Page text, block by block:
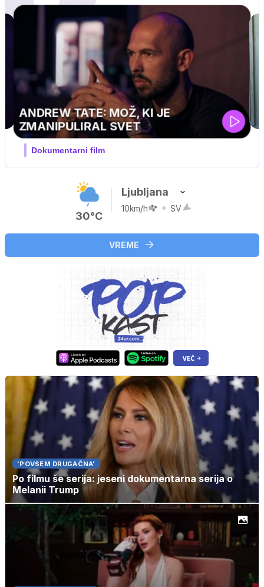
MOJ PRIJATELJ PINGVIN
Film meseca / družinski, pustolovski
30°C
Ljubljana
10km/h SV
VREME
'POVSEM DRUGAČNA'
Po filmu še serija: jeseni dokumentarna serija o
Melanii Trump